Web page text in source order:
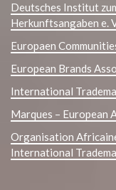
Deutsches Institut
Herkunftsangaben e.
Europaen
European Brands
International
Marques – European
Organisation
International